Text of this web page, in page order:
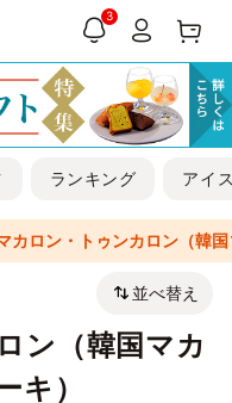
3
ランキング アイ
カロン・トゥンカロン（韓
並べ替え
ン（韓国マカ
キ）